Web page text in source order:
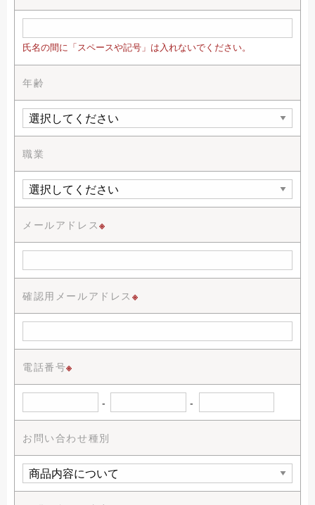
氏名の間に「スペースや記号」は入れないでください。
年齢
職業
メールアドレス※
確認用メールアドレス ※
電話番号※
- -
お問い合わせ種別